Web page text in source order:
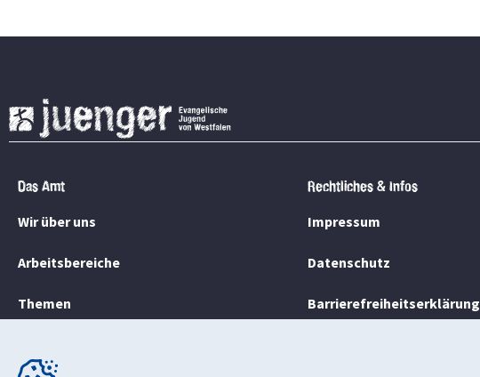
Das Amt
Wir über uns
Arbeitsbereiche
Themen
Rechtliches & Infos
Impressum
Datenschutz
Barrierefreiheitserklärung